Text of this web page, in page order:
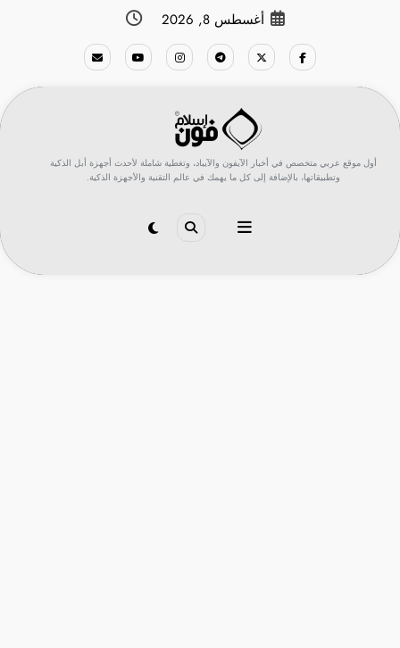
أغسطس 8, 2026
أول موقع عربي متخصص في أخبار الآيفون والآيباد، وتغطية شاملة لأحدث أجهزة أبل الذكية
وتطبيقاتها، بالإضافة إلى كل ما يهمك في عالم التقنية والأجهزة الذكية.